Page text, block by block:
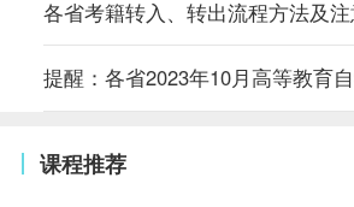
各省考籍转入、转出流程方法及注
提醒：各省2023年10月高等教育
课程推荐